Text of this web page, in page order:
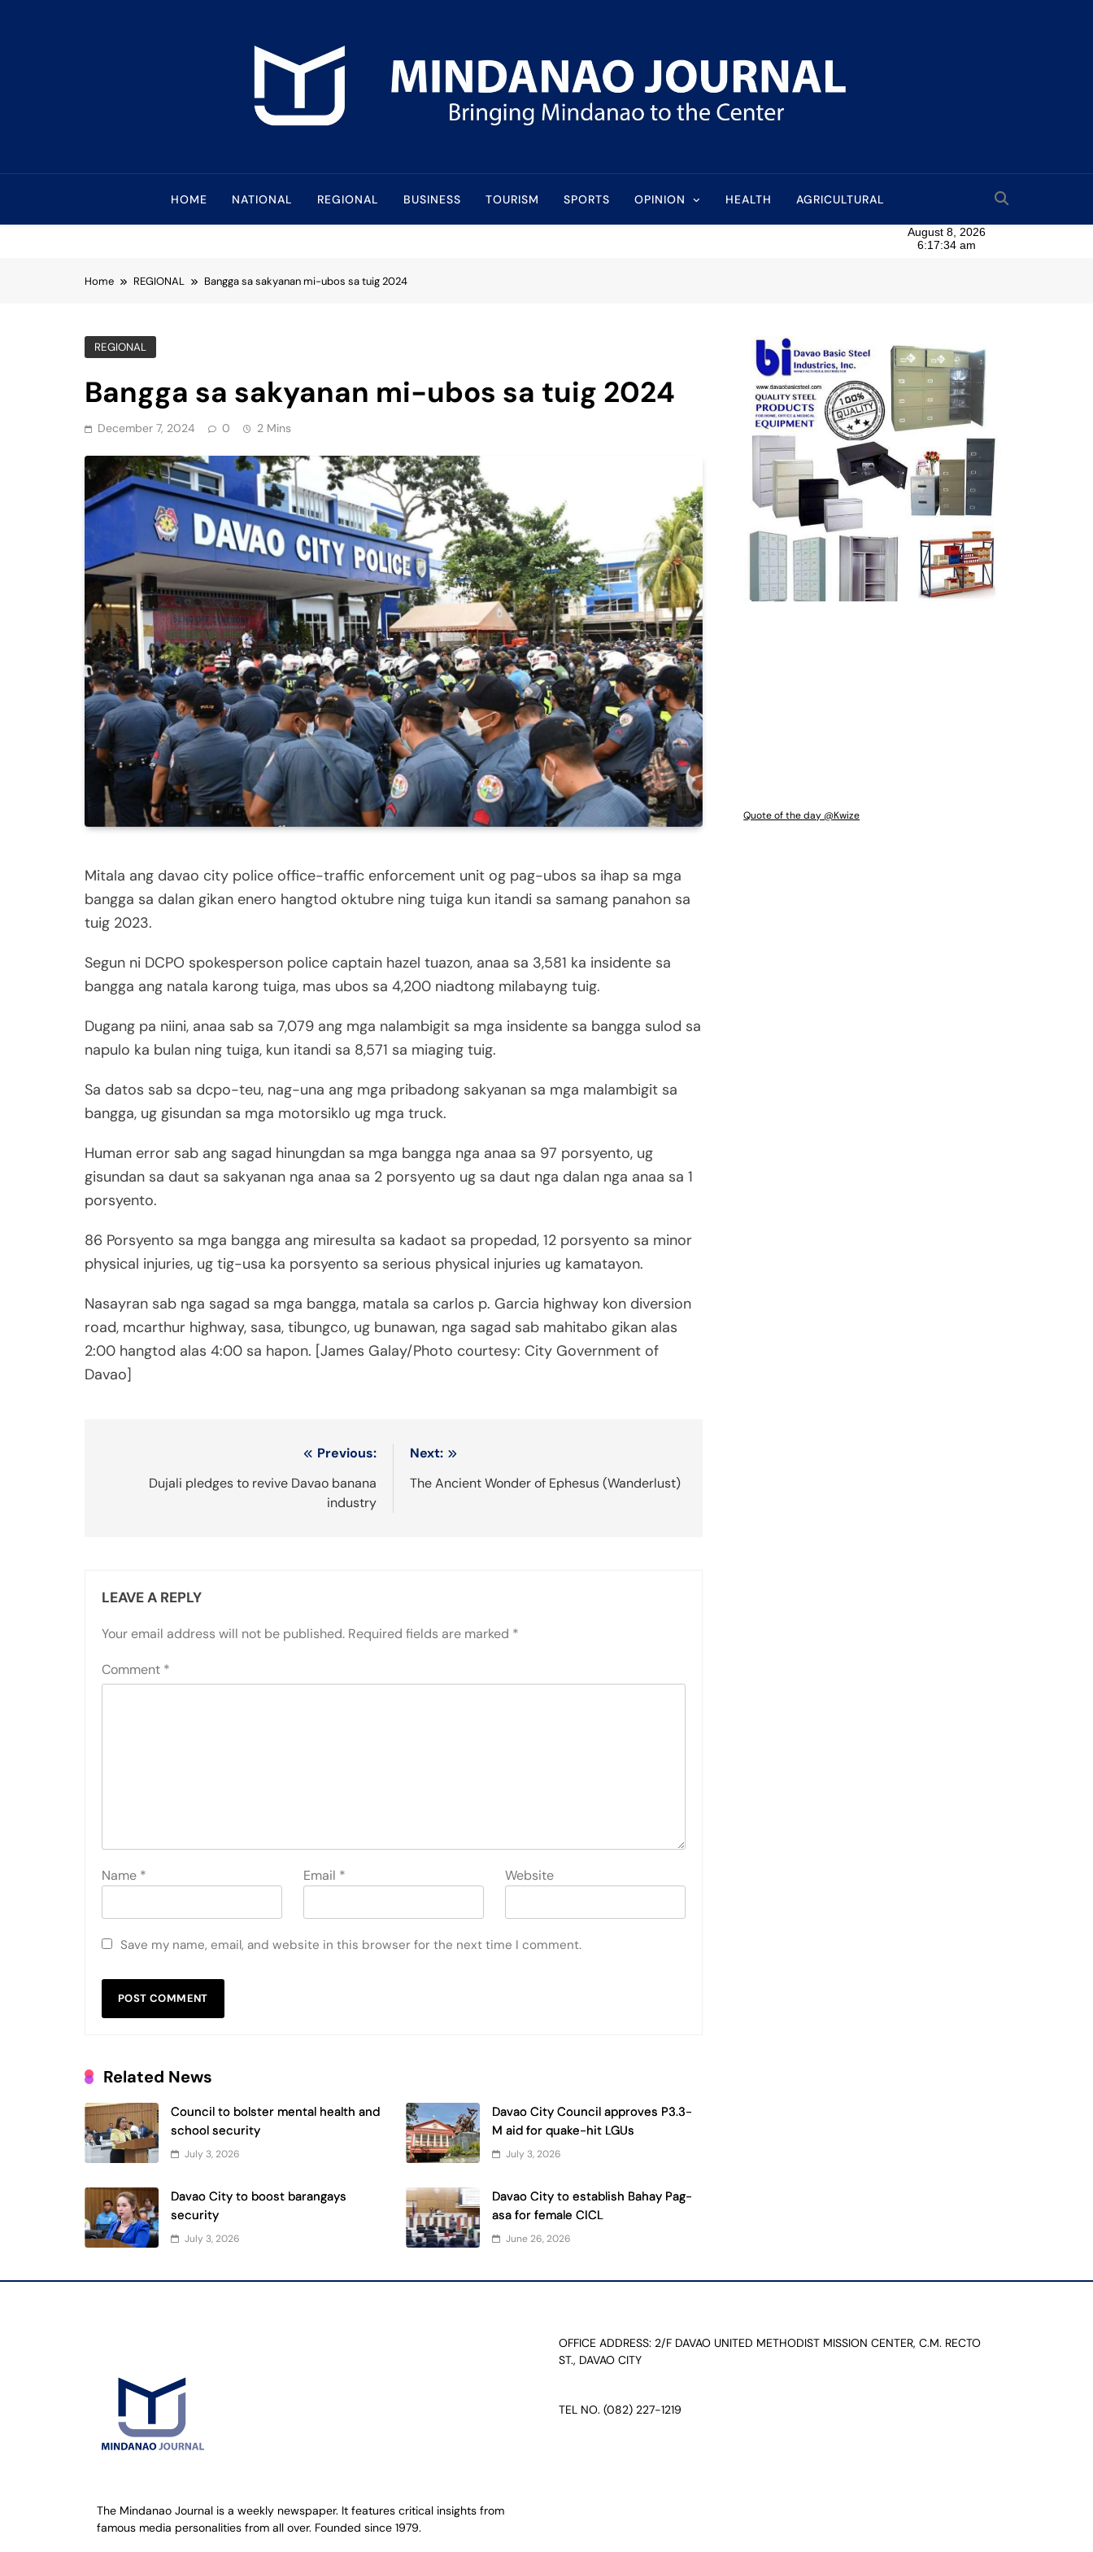
Mindanao Journal
HOME NATIONAL REGIONAL BUSINESS TOURISM SPORTS OPINION HEALTH AGRICULTURAL
Home REGIONAL Bangga sa sakyanan mi-ubos sa tuig 2024
REGIONAL
Bangga sa sakyanan mi-ubos sa tuig 2024
December 7, 2024 0 2 Mins
Mitala ang davao city police office-traffic enforcement unit og pag-ubos sa ihap sa mga
bangga sa dalan gikan enero hangtod oktubre ning tuiga kun itandi sa samang panahon sa
tuig 2023.
Segun ni DCPO spokesperson police captain hazel tuazon, anaa sa 3,581 ka insidente sa
bangga ang natala karong tuiga, mas ubos sa 4,200 niadtong milabayng tuig.
Dugang pa niini, anaa sab sa 7,079 ang mga nalambigit sa mga insidente sa bangga sulod sa
napulo ka bulan ning tuiga, kun itandi sa 8,571 sa miaging tuig.
Sa datos sab sa dcpo-teu, nag-una ang mga pribadong sakyanan sa mga malambigit sa
bangga, ug gisundan sa mga motorsiklo ug mga truck.
Human error sab ang sagad hinungdan sa mga bangga nga anaa sa 97 porsyento, ug
gisundan sa daut sa sakyanan nga anaa sa 2 porsyento ug sa daut nga dalan nga anaa sa 1
porsyento.
86 Porsyento sa mga bangga ang miresulta sa kadaot sa propedad, 12 porsyento sa minor
physical injuries, ug tig-usa ka porsyento sa serious physical injuries ug kamatayon.
Nasayran sab nga sagad sa mga bangga, matala sa carlos p. Garcia highway kon diversion
road, mcarthur highway, sasa, tibungco, ug bunawan, nga sagad sab mahitabo gikan alas
2:00 hangtod alas 4:00 sa hapon. [James Galay/Photo courtesy: City Government of
Davao]
navigation
Previous:
Dujali pledges to revive Davao banana
industry
Next:
The Ancient Wonder of Ephesus (Wanderlust)
LEAVE A REPLY
Your email address will not be published. Required fields are marked *
Comment *
Name * Email * Website
Save my name, email, and website in this browser for the next time I comment.
Related News
Council to bolster mental health and
school security
July 3, 2026
Davao City Council approves P3.3-
M aid for quake-hit LGUs
July 3, 2026
Davao City to boost barangays
security
July 3, 2026
Davao City to establish Bahay Pag-
asa for female CICL
June 26, 2026
Quote of the day @Kwize
The Mindanao Journal is a weekly newspaper. It features critical insights from
famous media personalities from all over. Founded since 1979.
OFFICE ADDRESS: 2/F DAVAO UNITED METHODIST MISSION CENTER, C.M. RECTO
ST., DAVAO CITY
TEL NO. (082) 227-1219